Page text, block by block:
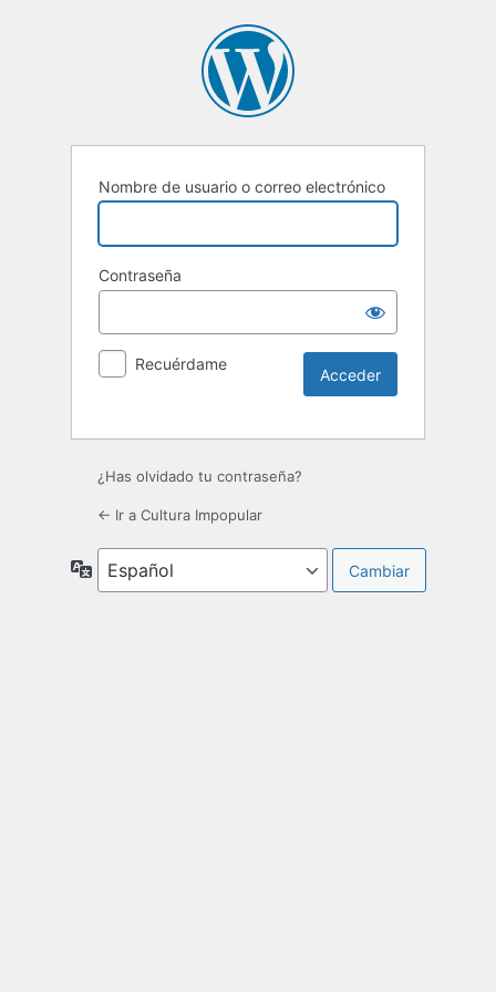
Nombre de usuario o correo electrónico
Contraseña
Recuérdame
¿Has olvidado tu contraseña?
← Ir a Cultura Impopular
Idioma